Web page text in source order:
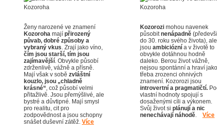
Ženy narozené ve znamení
Kozoroha mají přirozený
půvab, dobré způsoby a
vybraný vkus. Zrají jako víno,
čím jsou starší, tím jsou
zajímavější. Obvykle působí
zdrženlivě, vážně a přísně.
Mají však v sobě zvláštní
kouzlo, jsou „chladně
krásné“, což působí velmi
přitažlivě. Jsou přemýšlivé, ale
bystré a důvtipné. Mají smysl
pro realitu, cit pro
zodpovědnost a jsou schopny
snášet duševní zátěž. Více
Kozorozi mohou navenek
působitnenápadně
do 30. roku svého života), ale
jsou ambiciózní a v životě to
obvykle dotáhnou hodně
daleko. Berou život vážně,
nejsou spontánní a hraví jako
třeba zrozenci ohnivých
znamení. Kozorozi jsou
introvertní a pragmatičtí.
vlastní hodnoty spojují s
dosaženými cíli a výkonem.
Svůj život si plánují a nic
nenechávají náhodě. Více